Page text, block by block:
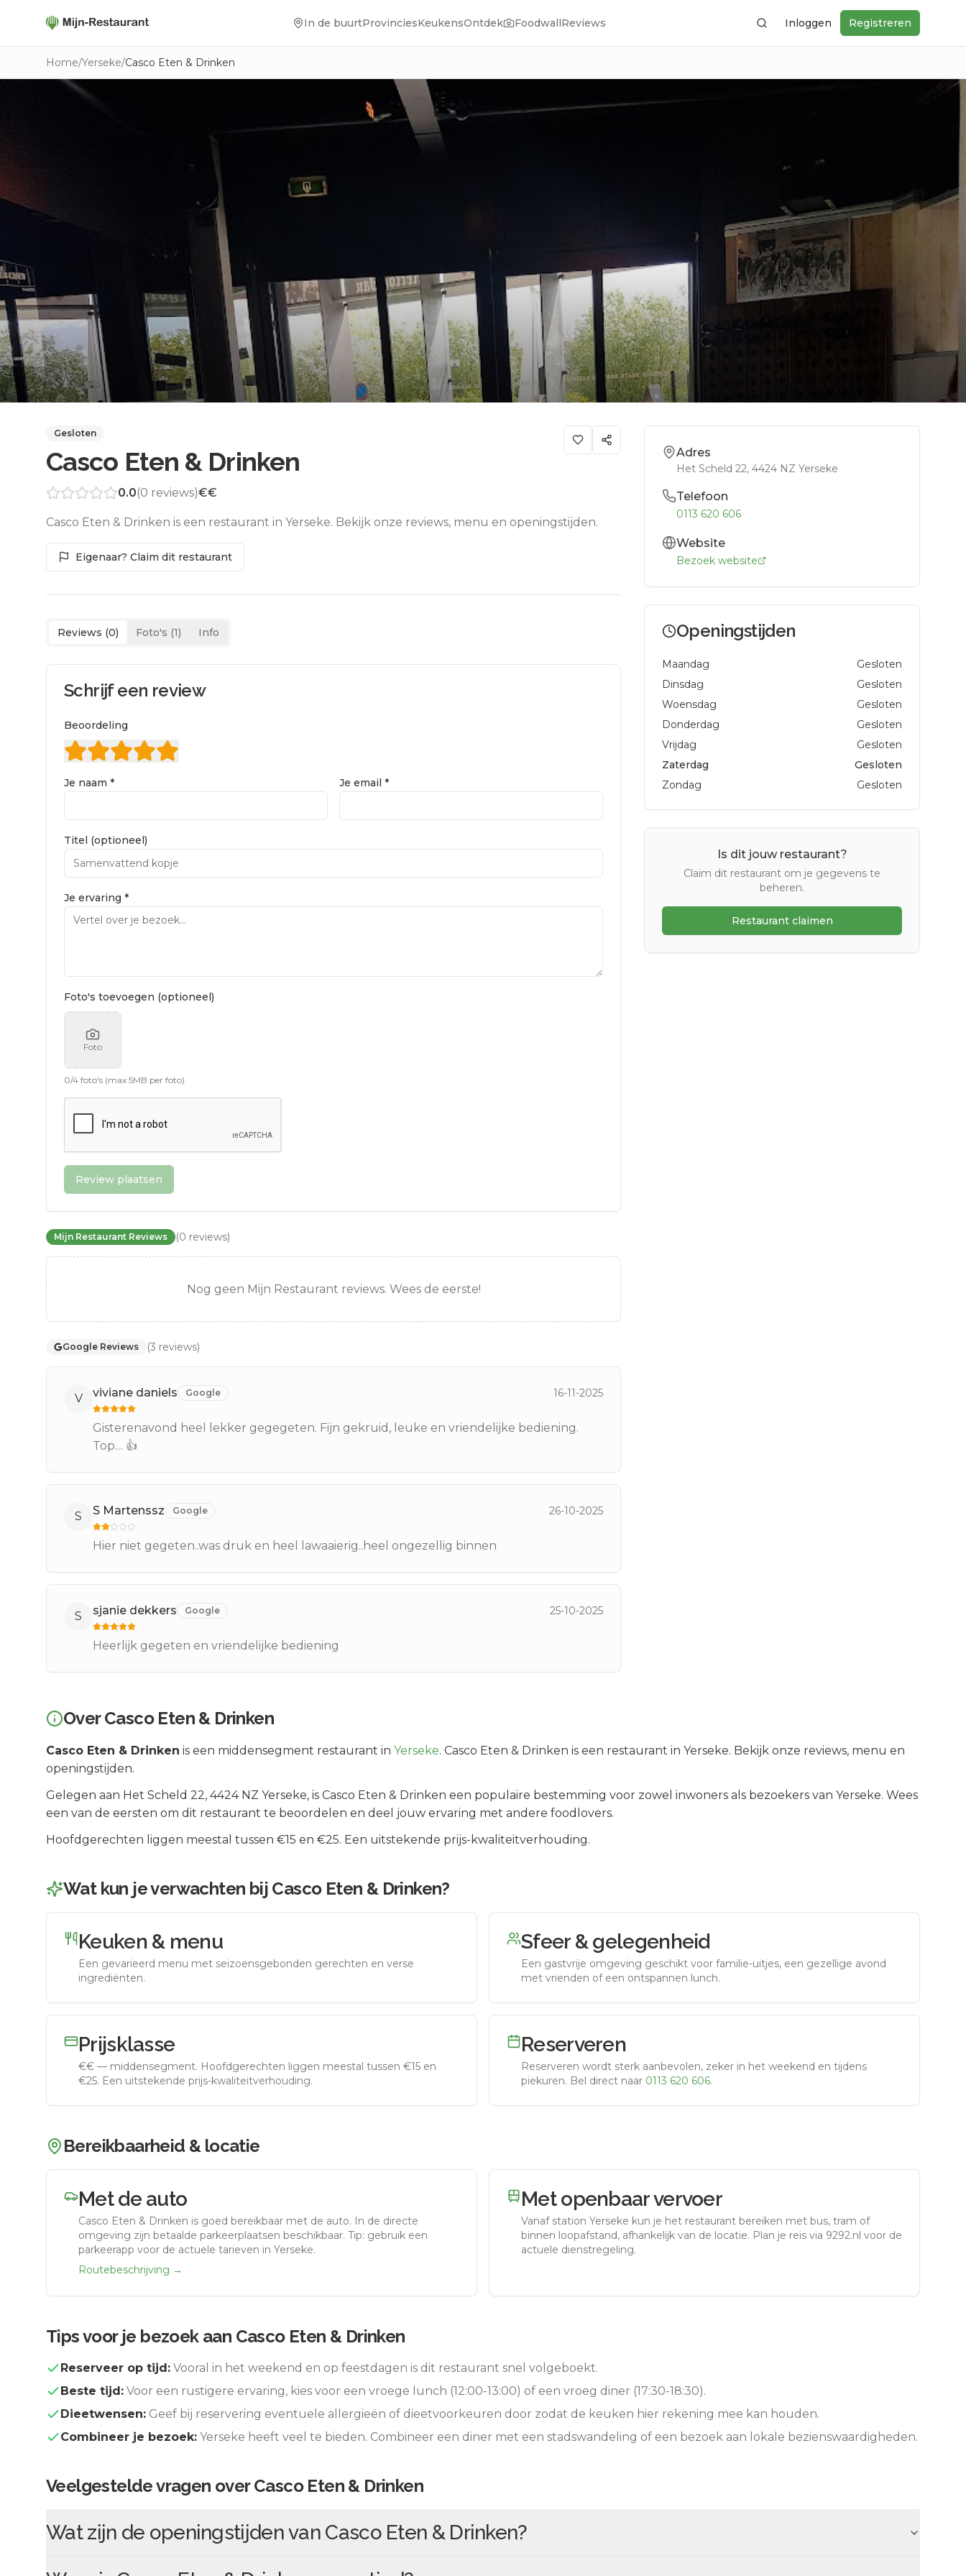
In de buurtProvinciesKeukensOntdek FoodwallReviews ZoekenInloggen Registreren
Home/Yerseke/Casco Eten & Drinken
Gesloten
Casco Eten & Drinken
0.0(0 reviews)€€
Casco Eten & Drinken is een restaurant in Yerseke. Bekijk onze reviews, menu en openingstijden.
Eigenaar? Claim dit restaurant
Reviews (0) Foto's (1) Info
Schrijf een review
Beoordeling
Je naam * Je email *
Titel (optioneel)
Je ervaring *
Foto's toevoegen (optioneel)
Foto
0/4 foto's (max 5MB per foto)
Review plaatsen
Mijn Restaurant Reviews (0 reviews)
Nog geen Mijn Restaurant reviews. Wees de eerste!
Google Reviews (3 reviews)
V viviane daniels Google 16-11-2025
Gisterenavond heel lekker gegegeten. Fijn gekruid, leuke en vriendelijke bediening.
Top… 👍
S S Martenssz Google 26-10-2025
Hier niet gegeten..was druk en heel lawaaierig..heel ongezellig binnen
S sjanie dekkers Google 25-10-2025
Heerlijk gegeten en vriendelijke bediening
Adres
Het Scheld 22, 4424 NZ Yerseke
Telefoon
0113 620 606
Website
Bezoek website
Openingstijden
Maandag
Gesloten
Dinsdag
Gesloten
Woensdag
Gesloten
Donderdag
Gesloten
Vrijdag
Gesloten
Zaterdag
Gesloten
Zondag
Gesloten
Is dit jouw restaurant?
Claim dit restaurant om je gegevens te
beheren.
Restaurant claimen
OverCasco Eten & Drinken
Casco Eten & Drinken is een middensegment restaurant in Yerseke. Casco Eten & Drinken is een restaurant in Yerseke. Bekijk onze reviews, menu en
openingstijden.
Gelegen aan Het Scheld 22, 4424 NZ Yerseke, is Casco Eten & Drinken een populaire bestemming voor zowel inwoners als bezoekers van Yerseke. Wees
een van de eersten om dit restaurant te beoordelen en deel jouw ervaring met andere foodlovers.
Hoofdgerechten liggen meestal tussen €15 en €25. Een uitstekende prijs-kwaliteitverhouding.
Wat kun je verwachten bij Casco Eten & Drinken?
Keuken & menu
Een gevarieerd menu met seizoensgebonden gerechten en verse
ingrediënten.
Sfeer & gelegenheid
Een gastvrije omgeving geschikt voor familie-uitjes, een gezellige avond
met vrienden of een ontspannen lunch.
Prijsklasse
€€ — middensegment. Hoofdgerechten liggen meestal tussen €15 en
€25. Een uitstekende prijs-kwaliteitverhouding.
Reserveren
Reserveren wordt sterk aanbevolen, zeker in het weekend en tijdens
piekuren. Bel direct naar 0113 620 606.
Bereikbaarheid & locatie
Met de auto
Casco Eten & Drinken is goed bereikbaar met de auto. In de directe
omgeving zijn betaalde parkeerplaatsen beschikbaar. Tip: gebruik een
parkeerapp voor de actuele tarieven in Yerseke.
Routebeschrijving →
Met openbaar vervoer
Vanaf station Yerseke kun je het restaurant bereiken met bus, tram of
binnen loopafstand, afhankelijk van de locatie. Plan je reis via 9292.nl voor de
actuele dienstregeling.
Tips voor je bezoek aan Casco Eten & Drinken
Reserveer op tijd: Vooral in het weekend en op feestdagen is dit restaurant snel volgeboekt.
Beste tijd: Voor een rustigere ervaring, kies voor een vroege lunch (12:00-13:00) of een vroeg diner (17:30-18:30).
Dieetwensen: Geef bij reservering eventuele allergieën of dieetvoorkeuren door zodat de keuken hier rekening mee kan houden.
Combineer je bezoek: Yerseke heeft veel te bieden. Combineer een diner met een stadswandeling of een bezoek aan lokale bezienswaardigheden.
Veelgestelde vragen overCasco Eten & Drinken
Wat zijn de openingstijden van Casco Eten & Drinken?